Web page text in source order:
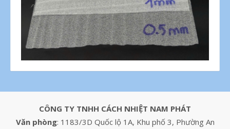
CÔNG TY TNHH CÁCH NHIỆT NAM PHÁT
Văn phòng: 1183/3D Quốc lộ 1A, Khu phố 3, Phường An